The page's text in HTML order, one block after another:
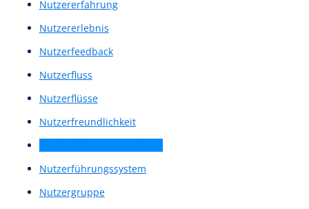
Loyalitätskennzahl
Machbarkeitsnachweis
Machbarkeitsstudie
Mediengestaltung
Menü
Menu